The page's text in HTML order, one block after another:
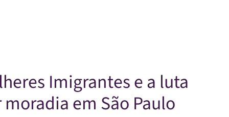
Imigrantes e a luta
em São Paulo